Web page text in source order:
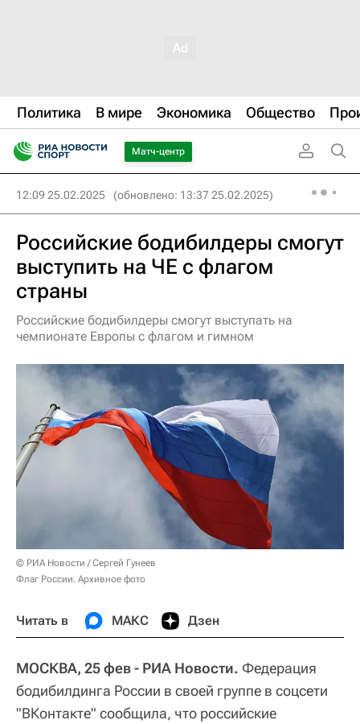
Политика В мире Экономика Общество
Матч-центр
12:09 25.02.2025 (обновлено: 13:37 25.02.2025)
Российские бодибилдеры смогут
выступить на ЧЕ с флагом
страны
Российские бодибилдеры смогут выступать на
чемпионате Европы с флагом и гимном
© РИА Новости / Сергей Гунеев
Флаг России. Архивное фото
Читать в МАКС Дзен
МОСКВА, 25 фев - РИА Новости. Федерация
бодибилдинга России в своей группе в соцсети
"ВКонтакте" сообщила, что российские